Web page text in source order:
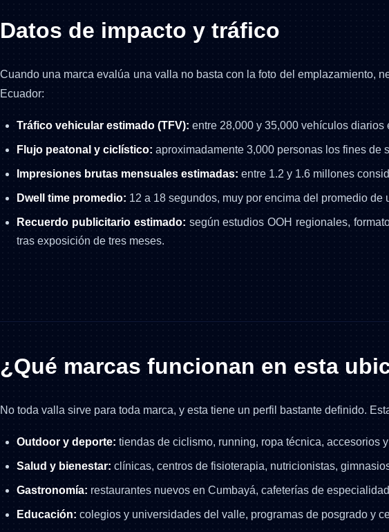
Datos de impacto y tráfico
Cuando una marca evalúa una valla no basta con la foto del emplazamiento,
Ecuador:
Tráfico vehicular estimado (TFV): entre 28,000 y 35,000 vehículos
Flujo peatonal y ciclístico: aproximadamente 3,000 personas los fines de
Impresiones brutas mensuales estimadas: entre 1.2 y 1.6 millones
Dwell time promedio: 12 a 18 segundos, muy por encima del promedio
Recuerdo publicitario estimado: según estudios OOH regionales,
tras exposición de tres meses.
¿Qué marcas funcionan en esta
No toda valla sirve para toda marca, y esta tiene un perfil bastante definido.
Outdoor y deporte: tiendas de ciclismo, running, ropa técnica, accesorios
Salud y bienestar: clínicas, centros de fisioterapia, nutricionistas,
Gastronomía: restaurantes nuevos en Cumbayá, cafeterías de
Educación: colegios y universidades del valle, programas de posgrado y